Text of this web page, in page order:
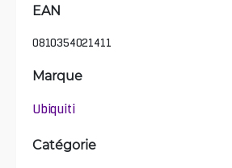
EAN
0810354021411
Marque
Ubiquiti
Catégorie